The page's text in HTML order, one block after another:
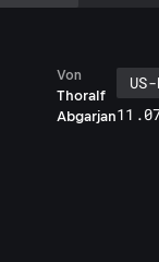
Thoralf
Abgarjan
Von
US-